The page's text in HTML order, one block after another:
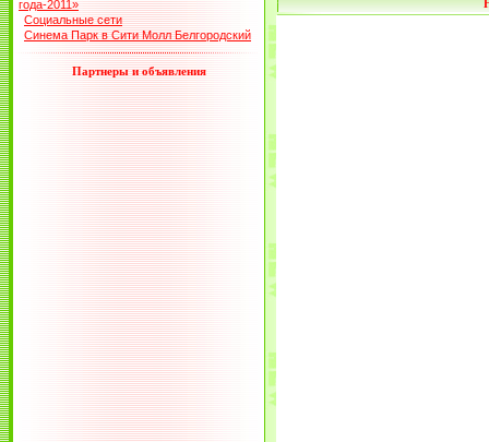
года-2011»
Социальные сети
Синема Парк в Сити Молл Белгородский
Партнеры и объявления